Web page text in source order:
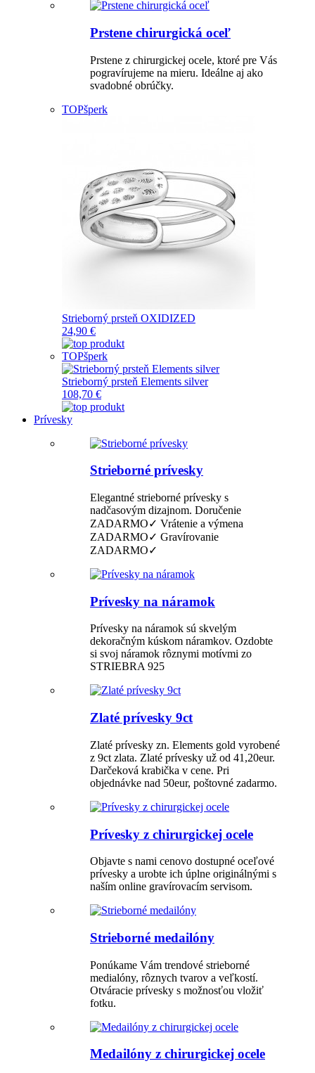
Prstene chirurgická oceľ
Prstene z chirurgickej ocele, ktoré pre Vás
pogravírujeme na mieru. Ideálne aj ako
svadobné obrúčky.
TOPšperk
Strieborný prsteň OXIDIZED
24,90 €
TOPšperk
Strieborný prsteň Elements silver
108,70 €
Prívesky
Strieborné prívesky
Elegantné strieborné prívesky s
nadčasovým dizajnom. Doručenie
ZADARMO✓ Vrátenie a výmena
ZADARMO✓ Gravírovanie
ZADARMO✓
Prívesky na náramok
Prívesky na náramok sú skvelým
dekoračným kúskom náramkov. Ozdobte
si svoj náramok rôznymi motívmi zo
STRIEBRA 925
Zlaté prívesky 9ct
Zlaté prívesky zn. Elements gold vyrobené
z 9ct zlata. Zlaté prívesky už od 41,20eur.
Darčeková krabička v cene. Pri
objednávke nad 50eur, poštovné zadarmo.
Prívesky z chirurgickej ocele
Objavte s nami cenovo dostupné oceľové
prívesky a urobte ich úplne originálnými s
naším online gravírovacím servisom.
Strieborné medailóny
Ponúkame Vám trendové strieborné
medialóny, rôznych tvarov a veľkostí.
Otváracie prívesky s možnosťou vložiť
fotku.
Medailóny z chirurgickej ocele